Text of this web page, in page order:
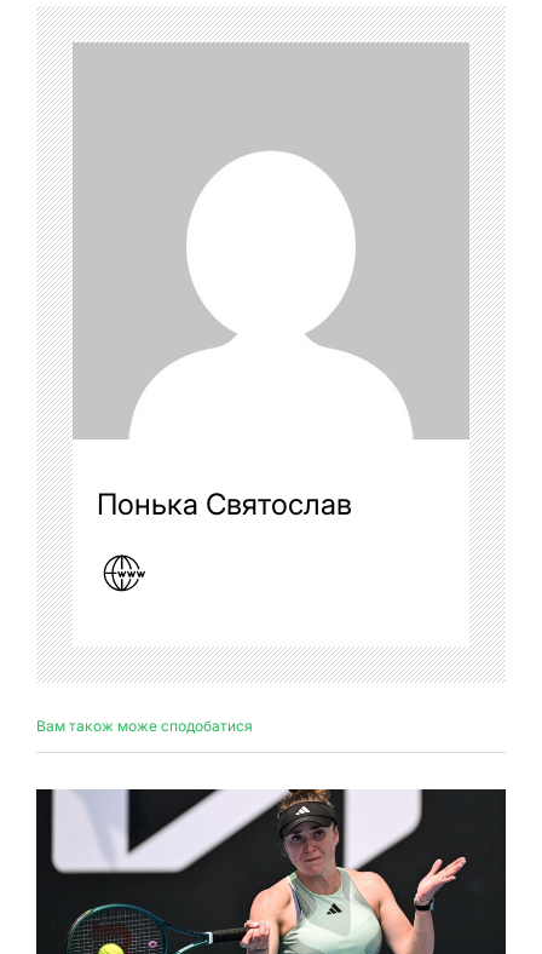
Понька Святослав
Вам також може сподобатися